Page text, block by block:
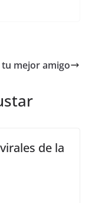
mejor amigo
de la